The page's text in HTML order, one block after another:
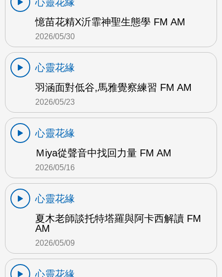
憶苗花精X沂霏神聖生態學 FM AM
2026/05/30
心靈花緣
羽涵面對低谷,馬雅覺察練習 FM AM
2026/05/23
心靈花緣
Ｍiya從聲音中找回力量 FM AM
2026/05/16
心靈花緣
夏木老師談托特塔羅與阿卡西解讀 FM
AM
2026/05/09
心靈花緣